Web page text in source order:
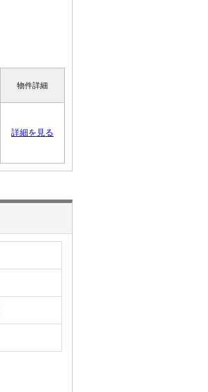
物件詳細
詳細を見る